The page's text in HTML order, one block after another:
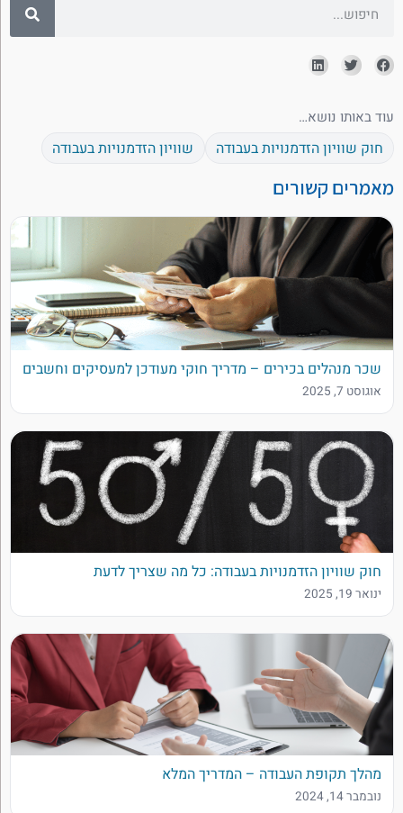
עוד באותו נושא…
חוק שוויון הזדמנויות בעבודה שוויון הזדמנויות בעבודה
מאמרים קשורים
שכר מנהלים בכירים – מדריך חוקי מעודכן למעסיקים וחשבים
אוגוסט 7, 2025
חוק שוויון הזדמנויות בעבודה: כל מה שצריך לדעת
ינואר 19, 2025
מהלך תקופת העבודה – המדריך המלא
נובמבר 14, 2024